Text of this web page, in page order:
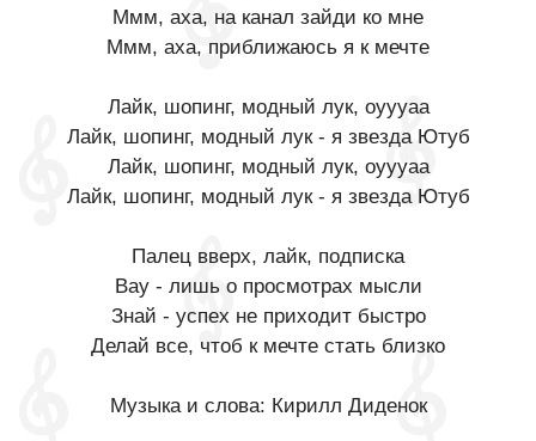
Ммм, аха, на канал зайди ко мне
Ммм, аха, приближаюсь я к мечте
Лайк, шопинг, модный лук, оуууаа
Лайк, шопинг, модный лук - я звезда Ютуб
Лайк, шопинг, модный лук, оуууаа
Лайк, шопинг, модный лук - я звезда Ютуб
Палец вверх, лайк, подписка
Вау - лишь о просмотрах мысли
Знай - успех не приходит быстро
Делай все, чтоб к мечте стать близко
Музыка и слова: Кирилл Диденок